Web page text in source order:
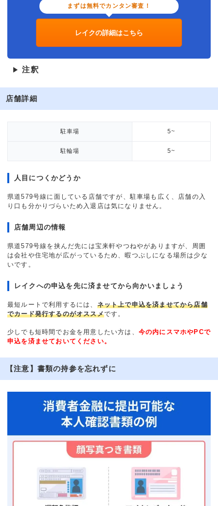
まずは無料でカンタン審査！
レイクの詳細はこちら
▶ 注釈
店舗詳細
駐車場 5~
駐輪場 5~
人目につくかどうか
県道579号線に面している店舗ですが、駐車場も広く、店舗の入
り口も分かりづらいため入退店は気になりません。
店舗周辺の情報
県道579号線を挟んだ先には宝来軒やつねやがありますが、周囲
は会社や住宅地が広がっているため、暇つぶしになる場所は少な
いです。
レイクへの申込を先に済ませてから向かいましょう
最短ルートで利用するには、 ネット上で申込を済ませてから店舗
でカード発行するのがオススメです。
少しでも短時間でお金を用意したい方は、 今の内にスマホやPCで
申込を済ませておいてください。
【注意】書類の持参を忘れずに